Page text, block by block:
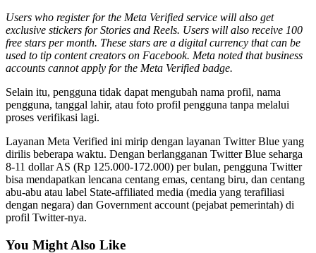
Users who register for the Meta Verified service will also get
exclusive stickers for Stories and Reels. Users will also receive 100
free stars per month. These stars are a digital currency that can be
used to tip content creators on Facebook. Meta noted that business
accounts cannot apply for the Meta Verified badge.
Selain itu, pengguna tidak dapat mengubah nama profil, nama
pengguna, tanggal lahir, atau foto profil pengguna tanpa melalui
proses verifikasi lagi.
Layanan Meta Verified ini mirip dengan layanan Twitter Blue yang
dirilis beberapa waktu. Dengan berlangganan Twitter Blue seharga
8-11 dollar AS (Rp 125.000-172.000) per bulan, pengguna Twitter
bisa mendapatkan lencana centang emas, centang biru, dan centang
abu-abu atau label State-affiliated media (media yang terafiliasi
dengan negara) dan Government account (pejabat pemerintah) di
profil Twitter-nya.
You Might Also Like